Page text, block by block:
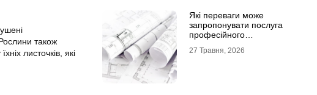
також
листочків, які
Які переваги може
запропонувати послуга
професійного
27 Травня, 2026